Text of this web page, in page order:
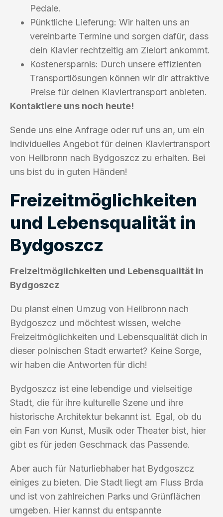
Pedale.
Pünktliche Lieferung: Wir halten uns an
vereinbarte Termine und sorgen dafür, dass
dein Klavier rechtzeitig am Zielort ankommt.
Kostenersparnis: Durch unsere effizienten
Transportlösungen können wir dir attraktive
Preise für deinen Klaviertransport anbieten.
Kontaktiere uns noch heute!
Sende uns eine Anfrage oder ruf uns an, um ein
individuelles Angebot für deinen Klaviertransport
von Heilbronn nach Bydgoszcz zu erhalten. Bei
uns bist du in guten Händen!
Freizeitmöglichkeiten
und Lebensqualität in
Bydgoszcz
Freizeitmöglichkeiten und Lebensqualität in
Bydgoszcz
Du planst einen Umzug von Heilbronn nach
Bydgoszcz und möchtest wissen, welche
Freizeitmöglichkeiten und Lebensqualität dich in
dieser polnischen Stadt erwartet? Keine Sorge,
wir haben die Antworten für dich!
Bydgoszcz ist eine lebendige und vielseitige
Stadt, die für ihre kulturelle Szene und ihre
historische Architektur bekannt ist. Egal, ob du
ein Fan von Kunst, Musik oder Theater bist, hier
gibt es für jeden Geschmack das Passende.
Aber auch für Naturliebhaber hat Bydgoszcz
einiges zu bieten. Die Stadt liegt am Fluss Brda
und ist von zahlreichen Parks und Grünflächen
umgeben. Hier kannst du entspannte